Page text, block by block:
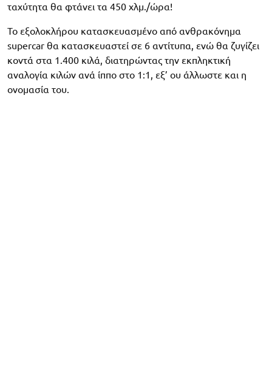
ταχύτητα θα φτάνει τα 450 χλμ./ώρα!
Το εξολοκλήρου κατασκευασμένο από ανθρακόνημα
supercar θα κατασκευαστεί σε 6 αντίτυπα, ενώ θα ζυγίζει
κοντά στα 1.400 κιλά, διατηρώντας την εκπληκτική
αναλογία κιλών ανά ίππο στο 1:1, εξ’ ου άλλωστε και η
ονομασία του.